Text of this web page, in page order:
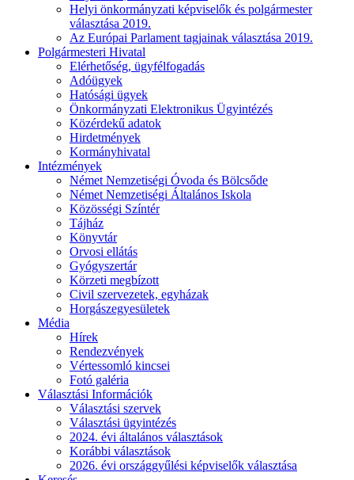
Helyi önkormányzati képviselők és polgármester
választása 2019.
Az Európai Parlament tagjainak választása 2019.
Polgármesteri Hivatal
Elérhetőség, ügyfélfogadás
Adóügyek
Hatósági ügyek
Önkormányzati Elektronikus Ügyintézés
Közérdekű adatok
Hirdetmények
Kormányhivatal
Intézmények
Német Nemzetiségi Óvoda és Bölcsőde
Német Nemzetiségi Általános Iskola
Közösségi Színtér
Tájház
Könyvtár
Orvosi ellátás
Gyógyszertár
Körzeti megbízott
Civil szervezetek, egyházak
Horgászegyesületek
Média
Hírek
Rendezvények
Vértessomló kincsei
Fotó galéria
Választási Információk
Választási szervek
Választási ügyintézés
2024. évi általános választások
Korábbi választások
2026. évi országgyűlési képviselők választása